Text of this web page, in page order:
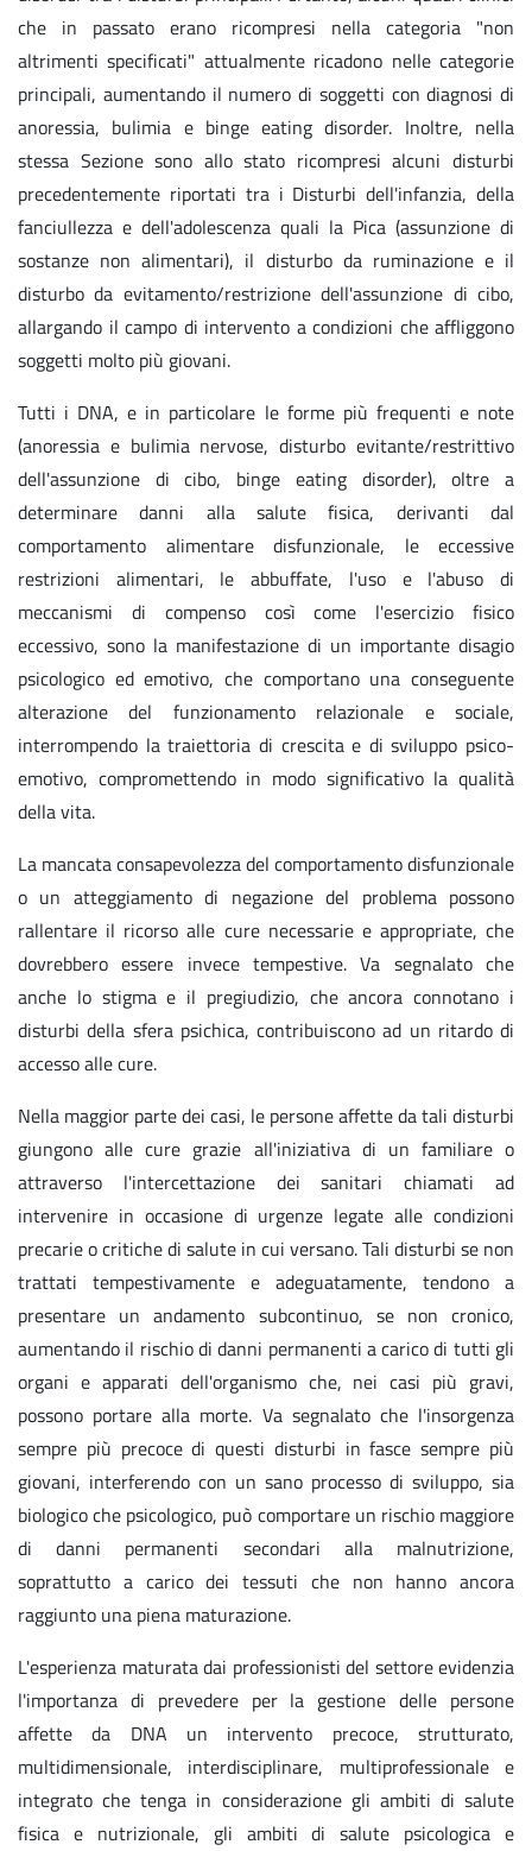
che in passato erano ricompresi nella categoria "non
altrimenti specificati" attualmente ricadono nelle categorie
principali, aumentando il numero di soggetti con diagnosi di
anoressia, bulimia e binge eating disorder. Inoltre, nella
stessa Sezione sono allo stato ricompresi alcuni disturbi
precedentemente riportati tra i Disturbi dell'infanzia, della
fanciullezza e dell'adolescenza quali la Pica (assunzione di
sostanze non alimentari), il disturbo da ruminazione e il
disturbo da evitamento/restrizione dell'assunzione di cibo,
allargando il campo di intervento a condizioni che affliggono
soggetti molto più giovani.
Tutti i DNA, e in particolare le forme più frequenti e note
(anoressia e bulimia nervose, disturbo evitante/restrittivo
dell'assunzione di cibo, binge eating disorder), oltre a
determinare danni alla salute fisica, derivanti dal
comportamento alimentare disfunzionale, le eccessive
restrizioni alimentari, le abbuffate, l'uso e l'abuso di
meccanismi di compenso così come l'esercizio fisico
eccessivo, sono la manifestazione di un importante disagio
psicologico ed emotivo, che comportano una conseguente
alterazione del funzionamento relazionale e sociale,
interrompendo la traiettoria di crescita e di sviluppo psico-
emotivo, compromettendo in modo significativo la qualità
della vita.
La mancata consapevolezza del comportamento disfunzionale
o un atteggiamento di negazione del problema possono
rallentare il ricorso alle cure necessarie e appropriate, che
dovrebbero essere invece tempestive. Va segnalato che
anche lo stigma e il pregiudizio, che ancora connotano i
disturbi della sfera psichica, contribuiscono ad un ritardo di
accesso alle cure.
Nella maggior parte dei casi, le persone affette da tali disturbi
giungono alle cure grazie all'iniziativa di un familiare o
attraverso l'intercettazione dei sanitari chiamati ad
intervenire in occasione di urgenze legate alle condizioni
precarie o critiche di salute in cui versano. Tali disturbi se non
trattati tempestivamente e adeguatamente, tendono a
presentare un andamento subcontinuo, se non cronico,
aumentando il rischio di danni permanenti a carico di tutti gli
organi e apparati dell'organismo che, nei casi più gravi,
possono portare alla morte. Va segnalato che l'insorgenza
sempre più precoce di questi disturbi in fasce sempre più
giovani, interferendo con un sano processo di sviluppo, sia
biologico che psicologico, può comportare un rischio maggiore
di danni permanenti secondari alla malnutrizione,
soprattutto a carico dei tessuti che non hanno ancora
raggiunto una piena maturazione.
L'esperienza maturata dai professionisti del settore evidenzia
l'importanza di prevedere per la gestione delle persone
affette da DNA un intervento precoce, strutturato,
multidimensionale, interdisciplinare, multiprofessionale e
integrato che tenga in considerazione gli ambiti di salute
fisica e nutrizionale, gli ambiti di salute psicologica e